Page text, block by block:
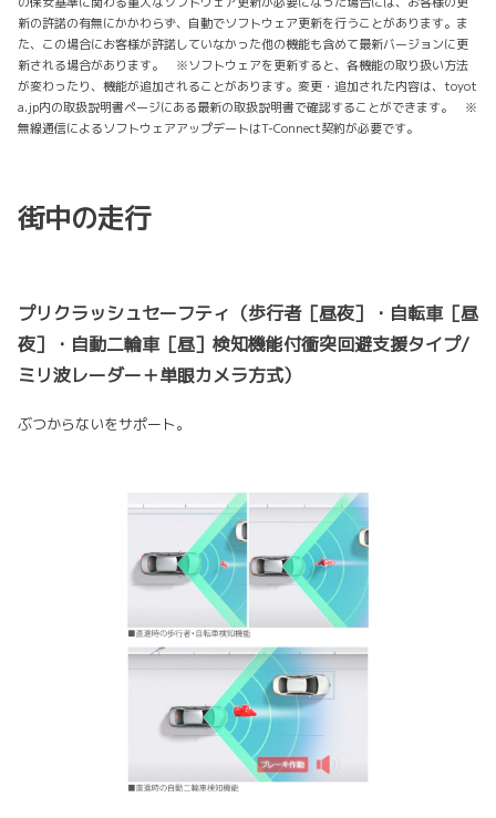
新の許諾の有無にかかわらず、自動でソフトウェア更新を行うことがあります。ま
た、この場合にお客様が許諾していなかった他の機能も含めて最新バージョンに更
新される場合があります。 ※ソフトウェアを更新すると、各機能の取り扱い方法
が変わったり、機能が追加されることがあります。変更・追加された内容は、toyot
a.jp内の取扱説明書ページにある最新の取扱説明書で確認することができます。 ※
無線通信によるソフトウェアアップデートはT-Connect契約が必要です。
街中の走行
プリクラッシュセーフティ（歩行者［昼夜］・自転車［昼
夜］・自動二輪車［昼］検知機能付衝突回避支援タイプ/
ミリ波レーダー＋単眼カメラ方式）
ぶつからないをサポート。